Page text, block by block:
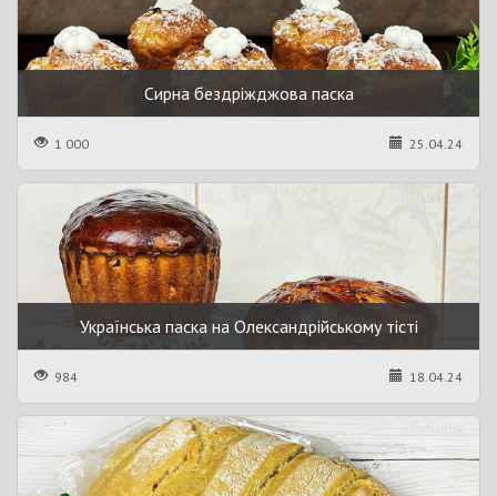
Сирна бездріжджова паска
1 000 25.04.24
Українська паска на Олександрійському тісті
984 18.04.24